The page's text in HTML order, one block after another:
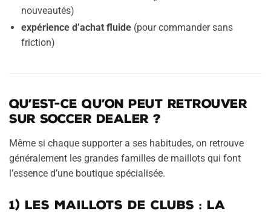
nouveautés)
expérience d’achat fluide (pour commander sans
friction)
Qu’est-ce qu’on peut retrouver
sur Soccer Dealer ?
Même si chaque supporter a ses habitudes, on retrouve
généralement les grandes familles de maillots qui font
l’essence d’une boutique spécialisée.
1) Les maillots de clubs : la